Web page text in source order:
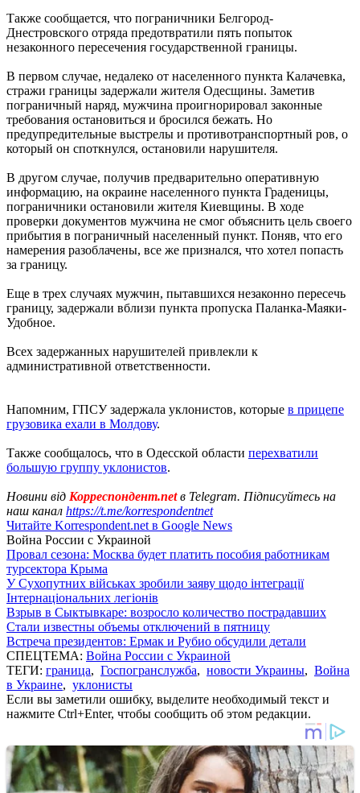
Также сообщается, что пограничники Белгород-
Днестровского отряда предотвратили пять попыток
незаконного пересечения государственной границы.
В первом случае, недалеко от населенного пункта Калачевка,
стражи границы задержали жителя Одесщины. Заметив
пограничный наряд, мужчина проигнорировал законные
требования остановиться и бросился бежать. Но
предупредительные выстрелы и противотранспортный ров, о
который он споткнулся, остановили нарушителя.
В другом случае, получив предварительно оперативную
информацию, на окраине населенного пункта Граденицы,
пограничники остановили жителя Киевщины. В ходе
проверки документов мужчина не смог объяснить цель своего
прибытия в пограничный населенный пункт. Поняв, что его
намерения разоблачены, все же признался, что хотел попасть
за границу.
Еще в трех случаях мужчин, пытавшихся незаконно пересечь
границу, задержали вблизи пункта пропуска Паланка-Маяки-
Удобное.
Всех задержанных нарушителей привлекли к
административной ответственности.
Напомним, ГПСУ задержала уклонистов, которые в прицепе
грузовика ехали в Молдову.
Также сообщалось, что в Одесской области перехватили
большую группу уклонистов.
Новини від Корреспондент.netв Telegram. Підписуйтесь на
наш канал https://t.me/korrespondentnet
Читайте Korrespondent.net в Google News
Война России с Украиной
Провал сезона: Москва будет платить пособия работникам
турсектора Крыма
У Сухопутних військах зробили заяву щодо інтеграції
Інтернаціональних легіонів
Взрыв в Сыктывкаре: возросло количество пострадавших
Стали известны объемы отключений в пятницу
Встреча президентов: Ермак и Рубио обсудили детали
СПЕЦТЕМА: Война России с Украиной
ТЕГИ: граница, Госпогранслужба, новости Украины, Война
в Украине, уклонисты
Если вы заметили ошибку, выделите необходимый текст и
нажмите Ctrl+Enter, чтобы сообщить об этом редакции.